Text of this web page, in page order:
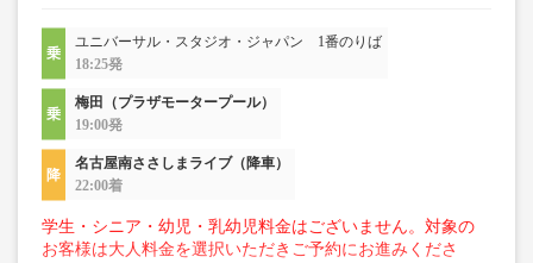
ントタイプでのご用意となります。
・増便や車両整備等の都合により、予告なく車両・シート
仕様が変更となる場合がございます。あらかじめご了承く
ださい。
ユニバーサル・スタジオ・ジャパン 1番のりば
18:25発
梅田（プラザモータープール）
19:00発
名古屋南ささしまライブ（降車）
22:00着
学生・シニア・幼児・乳幼児料金はございません。対象の
お客様は大人料金を選択いただきご予約にお進みくださ